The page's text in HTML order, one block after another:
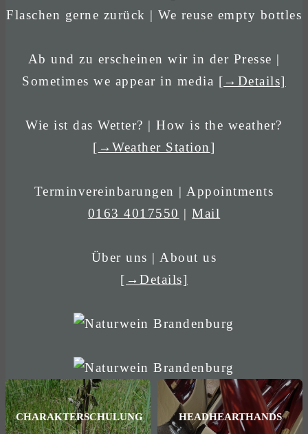
Flaschen gerne zurück | We reuse empty bottles
Ab und zu erscheinen wir in der Presse |
Sometimes we appear in media [→Details]
Wie ist das Wetter? | How is the weather?
[ →Weather Station]
Terminvereinbarungen | Appointments
0163 4017550 |Mail
Über uns | About us
[→Details]
CHARAKTERSCHULUNG HEADHEARTHANDS